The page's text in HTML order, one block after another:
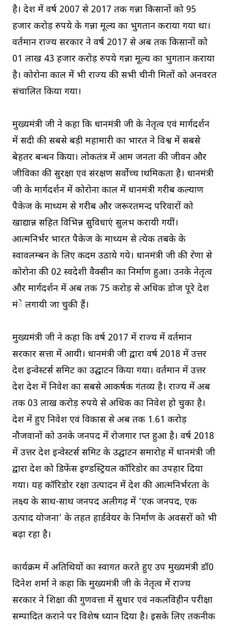
है। प्रदेश में वर्ष 2007 से 2017 तक गन्ना किसानों को 95
हजार करोड़ रुपये के गन्ना मूल्य का भुगतान कराया गया था।
वर्तमान राज्य सरकार ने वर्ष 2017 से अब तक किसानों को
01 लाख 43 हजार करोड़ रुपये गन्ना मूल्य का भुगतान कराया
है। कोरोना काल में भी राज्य की सभी चीनी मिलों को अनवरत
संचालित किया गया।
मुख्यमंत्री जी ने कहा कि प्रधानमंत्री जी के नेतृत्व एवं मार्गदर्शन
में सदी की सबसे बड़ी महामारी का भारत ने विश्व में सबसे
बेहतर प्रबन्धन किया। लोकतंत्र में आम जनता की जीवन और
जीविका की सुरक्षा एवं संरक्षण सर्वाेच्च प्राथमिकता है। प्रधानमंत्री
जी के मार्गदर्शन में कोरोना काल में प्रधानमंत्री गरीब कल्याण
पैकेज के माध्यम से गरीब और जरूरतमन्द परिवारों को
खाद्यान्न सहित विभिन्न सुविधाएं सुलभ करायी गयीं।
आत्मनिर्भर भारत पैकेज के माध्यम से प्रत्येक तबके के
स्वावलम्बन के लिए कदम उठाये गये। प्रधानमंत्री जी की प्रेरणा से
कोरोना की 02 स्वदेशी वैक्सीन का निर्माण हुआ। उनके नेतृत्व
और मार्गदर्शन में अब तक 75 करोड़ से अधिक डोज पूरे देश
मंे लगायी जा चुकी हैं।
मुख्यमंत्री जी ने कहा कि वर्ष 2017 में राज्य में वर्तमान
सरकार सत्ता में आयी। प्रधानमंत्री जी द्वारा वर्ष 2018 में उत्तर
प्रदेश इन्वेस्टर्स समिट का उद्घाटन किया गया। वर्तमान में उत्तर
प्रदेश देश में निवेश का सबसे आकर्षक गंतव्य है। राज्य में अब
तक 03 लाख करोड़ रुपये से अधिक का निवेश हो चुका है।
प्रदेश में हुए निवेश एवं विकास से अब तक 1.61 करोड़
नौजवानों को उनके जनपद में रोजगार प्राप्त हुआ है। वर्ष 2018
में उत्तर प्रदेश इन्वेस्टर्स समिट के उद्घाटन समारोह में प्रधानमंत्री जी
द्वारा प्रदेश को डिफेंस इण्डस्ट्रियल कॉरिडोर का उपहार दिया
गया। यह कॉरिडोर रक्षा उत्पादन में देश की आत्मनिर्भरता के
लक्ष्य के साथ-साथ जनपद अलीगढ़ में ‘एक जनपद, एक
उत्पाद योजना’ के तहत हार्डवेयर के निर्माण के अवसरों को भी
बढ़ा रहा है।
कार्यक्रम में अतिथियों का स्वागत करते हुए उप मुख्यमंत्री डॉ0
दिनेश शर्मा ने कहा कि मुख्यमंत्री जी के नेतृत्व में राज्य
सरकार ने शिक्षा की गुणवत्ता में सुधार एवं नकलविहीन परीक्षा
सम्पादित कराने पर विशेष ध्यान दिया है। इसके लिए तकनीक